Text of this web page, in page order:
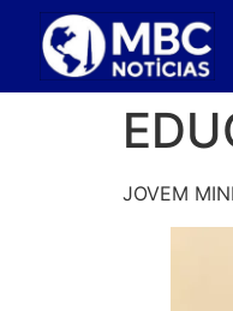
JOVEM